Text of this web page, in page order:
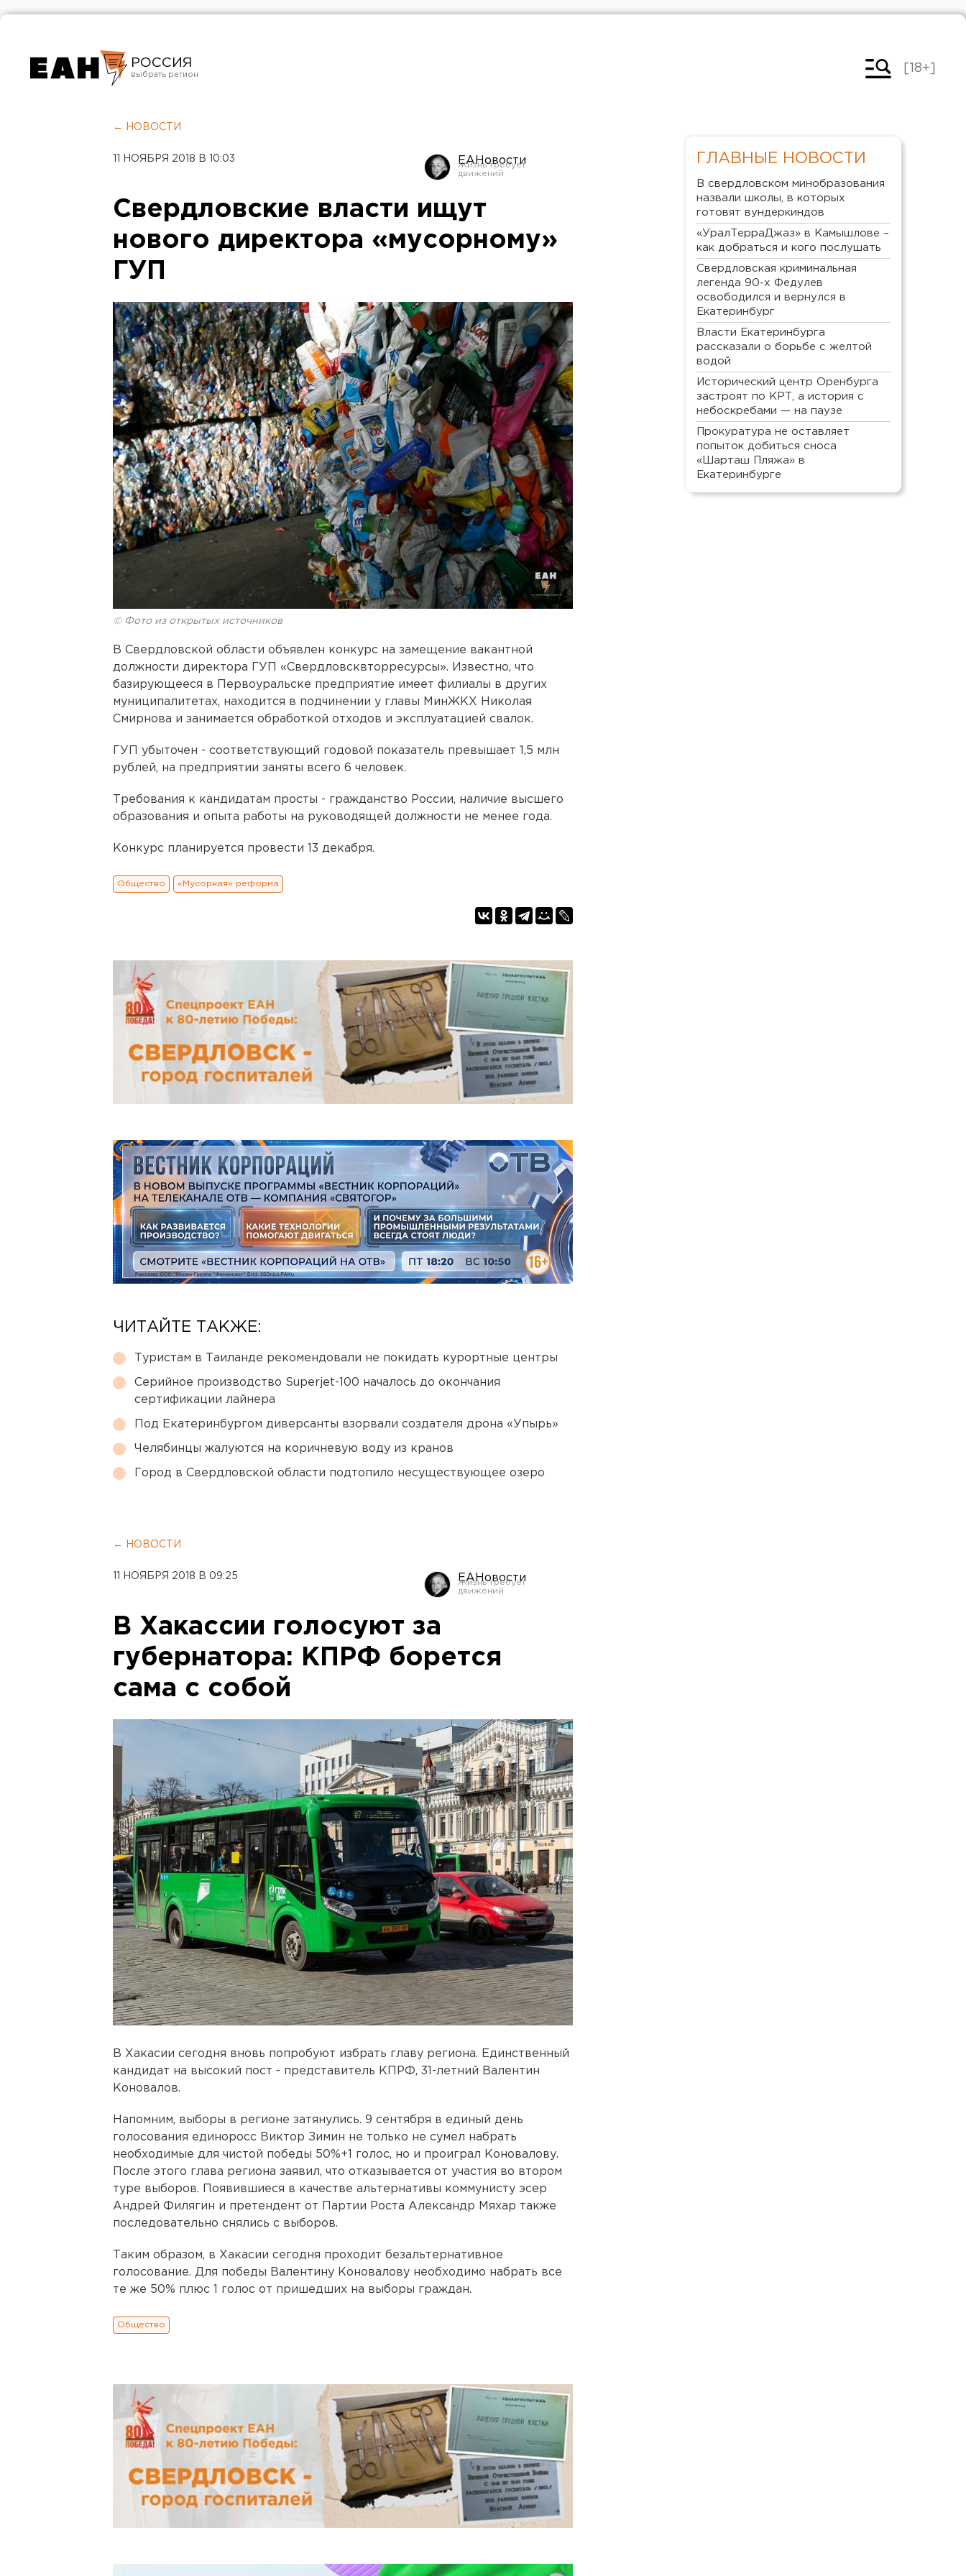
РОССИЯ
Челябинск
[18+]
← НОВОСТИ
11 НОЯБРЯ 2018 В 10:03 ЕАНовости
Свердловские власти ищут
нового директора «мусорному»
ГУП
© Фото из открытых источников
В Свердловской области объявлен конкурс на замещение вакантной
должности директора ГУП «Свердловсквторресурсы». Известно, что
базирующееся в Первоуральске предприятие имеет филиалы в других
муниципалитетах, находится в подчинении у главы МинЖКХ Николая
Смирнова и занимается обработкой отходов и эксплуатацией свалок.
ГУП убыточен - соответствующий годовой показатель превышает 1,5 млн
рублей, на предприятии заняты всего 6 человек.
Требования к кандидатам просты - гражданство России, наличие высшего
образования и опыта работы на руководящей должности не менее года.
Конкурс планируется провести 13 декабря.
Общество «Мусорная» реформа
ЧИТАЙТЕ ТАКЖЕ:
Туристам в Таиланде рекомендовали не покидать курортные центры
Серийное производство Superjet-100 началось до окончания
сертификации лайнера
Под Екатеринбургом диверсанты взорвали создателя дрона «Упырь»
Челябинцы жалуются на коричневую воду из кранов
Город в Свердловской области подтопило несуществующее озеро
← НОВОСТИ
11 НОЯБРЯ 2018 В 09:25 ЕАНовости
В Хакассии голосуют за
губернатора: КПРФ борется
сама с собой
В Хакасии сегодня вновь попробуют избрать главу региона. Единственный
кандидат на высокий пост - представитель КПРФ, 31-летний Валентин
Коновалов.
Напомним, выборы в регионе затянулись. 9 сентября в единый день
голосования единоросс Виктор Зимин не только не сумел набрать
необходимые для чистой победы 50%+1 голос, но и проиграл Коновалову.
После этого глава региона заявил, что отказывается от участия во втором
туре выборов. Появившиеся в качестве альтернативы коммунисту эсер
Андрей Филягин и претендент от Партии Роста Александр Мяхар также
последовательно снялись с выборов.
Таким образом, в Хакасии сегодня проходит безальтернативное
голосование. Для победы Валентину Коновалову необходимо набрать все
те же 50% плюс 1 голос от пришедших на выборы граждан.
Общество
ГЛАВНЫЕ НОВОСТИ
В свердловском минобразования
назвали школы, в которых
готовят вундеркиндов
«УралТерраДжаз» в Камышлове –
как добраться и кого послушать
Свердловская криминальная
легенда 90-х Федулев
освободился и вернулся в
Екатеринбург
Власти Екатеринбурга
рассказали о борьбе с желтой
водой
Исторический центр Оренбурга
застроят по КРТ, а история с
небоскребами — на паузе
Прокуратура не оставляет
попыток добиться сноса
«Шарташ Пляжа» в
Екатеринбурге